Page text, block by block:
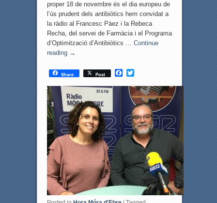
proper 18 de novembre és el dia europeu de
l’ús prudent dels antibiòtics hem convidat a
la ràdio al Francesc Pàez i la Rebeca
Recha, del servei de Farmàcia i el Programa
d’Optimització d’Antibiòtics … Continue
reading →
Share Post
F
c
o
k
T
i
t
t
e
r